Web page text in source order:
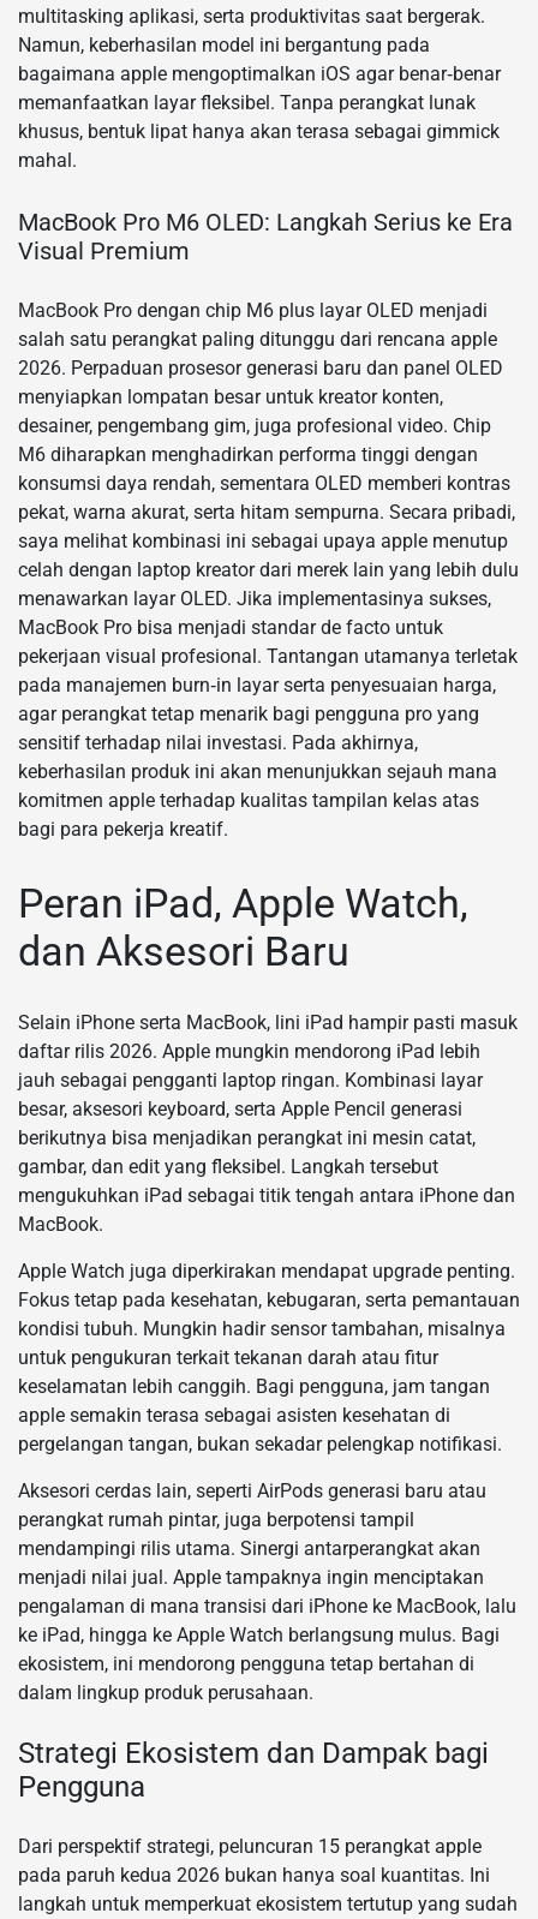
multitasking aplikasi, serta produktivitas saat bergerak.
Namun, keberhasilan model ini bergantung pada
bagaimana apple mengoptimalkan iOS agar benar‑benar
memanfaatkan layar fleksibel. Tanpa perangkat lunak
khusus, bentuk lipat hanya akan terasa sebagai gimmick
mahal.
MacBook Pro M6 OLED: Langkah Serius ke Era
Visual Premium
MacBook Pro dengan chip M6 plus layar OLED menjadi
salah satu perangkat paling ditunggu dari rencana apple
2026. Perpaduan prosesor generasi baru dan panel OLED
menyiapkan lompatan besar untuk kreator konten,
desainer, pengembang gim, juga profesional video. Chip
M6 diharapkan menghadirkan performa tinggi dengan
konsumsi daya rendah, sementara OLED memberi kontras
pekat, warna akurat, serta hitam sempurna. Secara pribadi,
saya melihat kombinasi ini sebagai upaya apple menutup
celah dengan laptop kreator dari merek lain yang lebih dulu
menawarkan layar OLED. Jika implementasinya sukses,
MacBook Pro bisa menjadi standar de facto untuk
pekerjaan visual profesional. Tantangan utamanya terletak
pada manajemen burn‑in layar serta penyesuaian harga,
agar perangkat tetap menarik bagi pengguna pro yang
sensitif terhadap nilai investasi. Pada akhirnya,
keberhasilan produk ini akan menunjukkan sejauh mana
komitmen apple terhadap kualitas tampilan kelas atas
bagi para pekerja kreatif.
Peran iPad, Apple Watch,
dan Aksesori Baru
Selain iPhone serta MacBook, lini iPad hampir pasti masuk
daftar rilis 2026. Apple mungkin mendorong iPad lebih
jauh sebagai pengganti laptop ringan. Kombinasi layar
besar, aksesori keyboard, serta Apple Pencil generasi
berikutnya bisa menjadikan perangkat ini mesin catat,
gambar, dan edit yang fleksibel. Langkah tersebut
mengukuhkan iPad sebagai titik tengah antara iPhone dan
MacBook.
Apple Watch juga diperkirakan mendapat upgrade penting.
Fokus tetap pada kesehatan, kebugaran, serta pemantauan
kondisi tubuh. Mungkin hadir sensor tambahan, misalnya
untuk pengukuran terkait tekanan darah atau fitur
keselamatan lebih canggih. Bagi pengguna, jam tangan
apple semakin terasa sebagai asisten kesehatan di
pergelangan tangan, bukan sekadar pelengkap notifikasi.
Aksesori cerdas lain, seperti AirPods generasi baru atau
perangkat rumah pintar, juga berpotensi tampil
mendampingi rilis utama. Sinergi antarperangkat akan
menjadi nilai jual. Apple tampaknya ingin menciptakan
pengalaman di mana transisi dari iPhone ke MacBook, lalu
ke iPad, hingga ke Apple Watch berlangsung mulus. Bagi
ekosistem, ini mendorong pengguna tetap bertahan di
dalam lingkup produk perusahaan.
Strategi Ekosistem dan Dampak bagi
Pengguna
Dari perspektif strategi, peluncuran 15 perangkat apple
pada paruh kedua 2026 bukan hanya soal kuantitas. Ini
langkah untuk memperkuat ekosistem tertutup yang sudah